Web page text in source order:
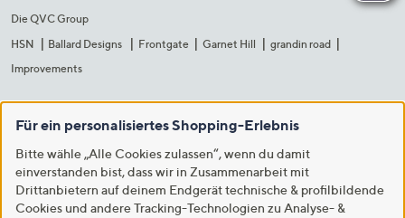
Die QVC Group
HSN
Ballard Designs Frontgate Garnet Hill
grandin road
Improvements
Für ein personalisiertes Shopping-Erlebnis
Bitte wähle „Alle Cookies zulassen“, wenn du damit
einverstanden bist, dass wir in Zusammenarbeit mit
Drittanbietern auf deinem Endgerät technische & profilbildende
Cookies und andere Tracking-Technologien zu Analyse- &